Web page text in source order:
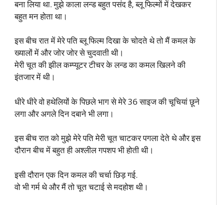
बना लिया था. मुझे काला लन्ड बहुत पसंद है, ब्लू फिल्मों में देखकर
बहुत मन होता था।
इस बीच रात में मेरे पति ब्लू फिल्म दिखा के चोदते थे तो मैं कमल के
ख्यालों में और जोर जोर से चुदवाती थी।
मेरी चूत की झील कम्प्यूटर टीचर के लन्ड का कमल खिलने की
इंतजार में थी।
धीरे धीरे वो हथेलियों के पिछले भाग से मेरे 36 साइज की चूचियां छूने
लगा और अगले दिन दबाने भी लगा।
इस बीच रात को मुझे मेरे पति मेरी चूत चाटकर पगला देते थे और इस
दौरान बीच में बहुत ही अश्लील गपशप भी होती थी।
इसी दौरान एक दिन कमल की चर्चा छिड़ गई.
वो भी गर्म थे और मैं तो चूत चटाई से मदहोश थी।